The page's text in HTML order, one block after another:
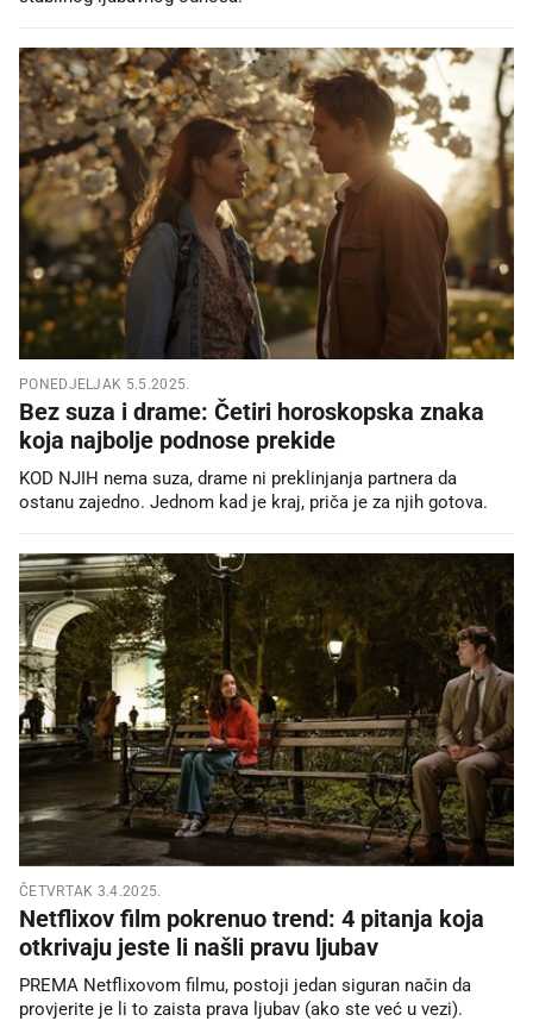
PONEDJELJAK 5.5.2025.
Bez suza i drame: Četiri horoskopska znaka
koja najbolje podnose prekide
KOD NJIH nema suza, drame ni preklinjanja partnera da
ostanu zajedno. Jednom kad je kraj, priča je za njih gotova.
ČETVRTAK 3.4.2025.
Netflixov film pokrenuo trend: 4 pitanja koja
otkrivaju jeste li našli pravu ljubav
PREMA Netflixovom filmu, postoji jedan siguran način da
provjerite je li to zaista prava ljubav (ako ste već u vezi).